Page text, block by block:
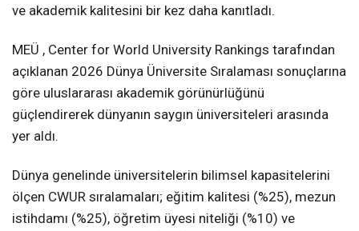
ve akademik kalitesini bir kez daha kanıtladı.
MEÜ , Center for World University Rankings tarafından
açıklanan 2026 Dünya Üniversite Sıralaması sonuçlarına
göre uluslararası akademik görünürlüğünü
güçlendirerek dünyanın saygın üniversiteleri arasında
yer aldı.
Dünya genelinde üniversitelerin bilimsel kapasitelerini
ölçen CWUR sıralamaları; eğitim kalitesi (%25), mezun
istihdamı (%25), öğretim üyesi niteliği (%10) ve